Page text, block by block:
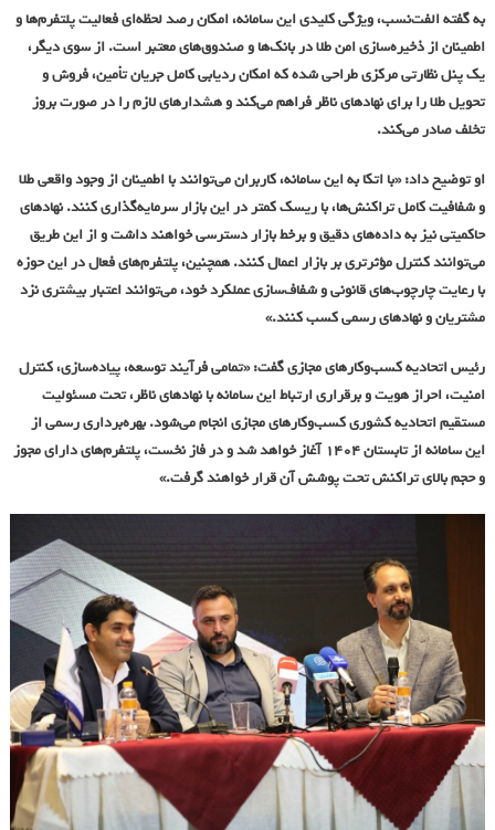
به گفته الفت‌نسب، ویژگی کلیدی این سامانه، امکان رصد لحظه‌ای فعالیت پلتفرم‌ها و
اطمینان از ذخیره‌سازی امن طلا در بانک‌ها و صندوق‌های معتبر است. از سوی دیگر،
یک پنل نظارتی مرکزی طراحی شده که امکان ردیابی کامل جریان تأمین، فروش و
تحویل طلا را برای نهادهای ناظر فراهم می‌کند و هشدارهای لازم را در صورت بروز
تخلف صادر می‌کند.
او توضیح داد: «با اتکا به این سامانه، کاربران می‌توانند با اطمینان از وجود واقعی طلا
و شفافیت کامل تراکنش‌ها، با ریسک کمتر در این بازار سرمایه‌گذاری کنند. نهادهای
حاکمیتی نیز به داده‌های دقیق و برخط بازار دسترسی خواهند داشت و از این طریق
می‌توانند کنترل مؤثرتری بر بازار اعمال کنند. همچنین، پلتفرم‌های فعال در این حوزه
با رعایت چارچوب‌های قانونی و شفاف‌سازی عملکرد خود، می‌توانند اعتبار بیشتری نزد
مشتریان و نهادهای رسمی کسب کنند.»
رئیس اتحادیه کسب‌وکارهای مجازی گفت: «تمامی فرآیند توسعه، پیاده‌سازی، کنترل
امنیت، احراز هویت و برقراری ارتباط این سامانه با نهادهای ناظر، تحت مسئولیت
مستقیم اتحادیه کشوری کسب‌وکارهای مجازی انجام می‌شود. بهره‌برداری رسمی از
این سامانه از تابستان ۱۴۰۴ آغاز خواهد شد و در فاز نخست، پلتفرم‌های دارای مجوز
و حجم بالای تراکنش تحت پوشش آن قرار خواهند گرفت.»